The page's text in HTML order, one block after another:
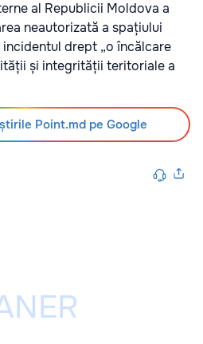
al Republicii Moldova a
neautorizată a spațiului
drept „o încălcare
și integrității teritoriale a
Point.md pe Google